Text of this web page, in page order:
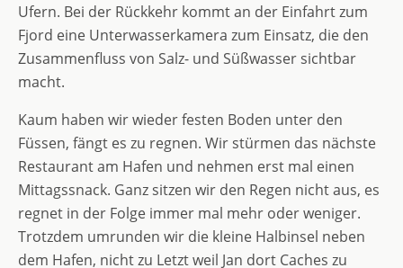
Ufern. Bei der Rückkehr kommt an der Einfahrt zum
Fjord eine Unterwasserkamera zum Einsatz, die den
Zusammenfluss von Salz- und Süßwasser sichtbar
macht.
Kaum haben wir wieder festen Boden unter den
Füssen, fängt es zu regnen. Wir stürmen das nächste
Restaurant am Hafen und nehmen erst mal einen
Mittagssnack. Ganz sitzen wir den Regen nicht aus, es
regnet in der Folge immer mal mehr oder weniger.
Trotzdem umrunden wir die kleine Halbinsel neben
dem Hafen, nicht zu Letzt weil Jan dort Caches zu